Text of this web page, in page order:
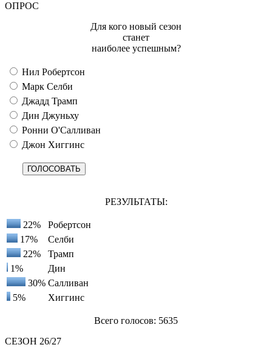
ОПРОС
Для кого новый сезон
станет
наиболее успешным?
Нил Робертсон
Марк Селби
Джадд Трамп
Дин Джуньху
Ронни О'Салливан
Джон Хиггинс
РЕЗУЛЬТАТЫ:
22%
Робертсон
17%
Селби
22%
Трамп
1%
Дин
30% Салливан
5%
Хиггинс
Всего голосов: 5635
СЕЗОН 26/27